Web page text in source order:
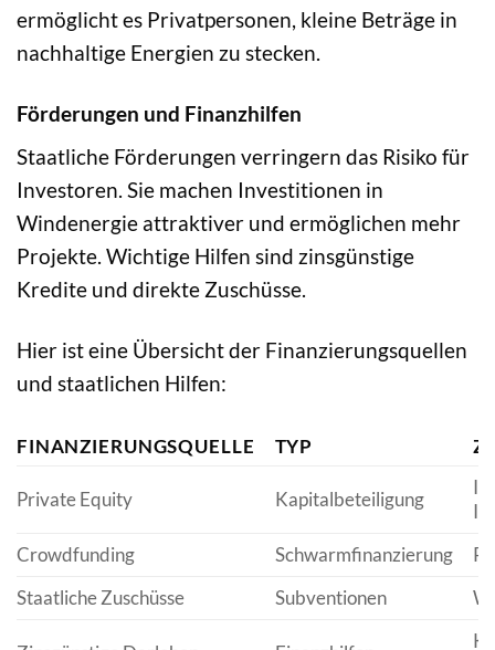
ermöglicht es Privatpersonen, kleine Beträge in
nachhaltige Energien zu stecken.
Förderungen und Finanzhilfen
Staatliche Förderungen verringern das Risiko für
Investoren. Sie machen Investitionen in
Windenergie attraktiver und ermöglichen mehr
Projekte. Wichtige Hilfen sind zinsgünstige
Kredite und direkte Zuschüsse.
Hier ist eine Übersicht der Finanzierungsquellen
und staatlichen Hilfen:
FINANZIERUNGSQUELLE TYP
Private Equity Kapitalbeteiligung
Crowdfunding
Schwarmfinanzierung
Staatliche Zuschüsse
Subventionen